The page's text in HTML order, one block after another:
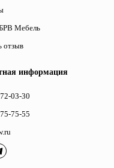
Мебель
отзыв
информация
03-30
75-55